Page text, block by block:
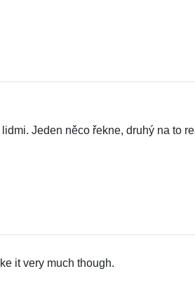
Jeden něco řekne, druhý na to
it very much though.